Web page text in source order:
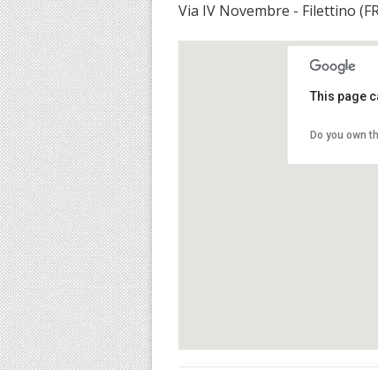
Via IV Novembre - Filettino
This page
Do you own